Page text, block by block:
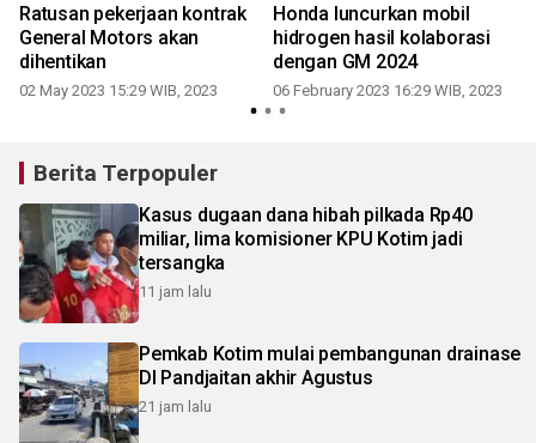
Ratusan pekerjaan kontrak
General Motors akan
dihentikan
02 May 2023 15:29 WIB, 2023
Honda luncurkan mobil
hidrogen hasil kolaborasi
dengan GM 2024
06 February 2023 16:29 WIB, 2023
Berita Terpopuler
Kasus dugaan dana hibah pilkada Rp40
miliar, lima komisioner KPU Kotim jadi
tersangka
11 jam lalu
Pemkab Kotim mulai pembangunan drainase
DI Pandjaitan akhir Agustus
21 jam lalu